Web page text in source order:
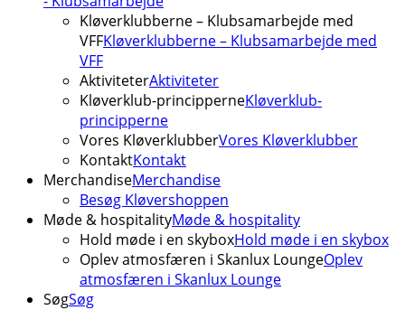
Kløverklubberne – Klubsamarbejde med
VFFKløverklubberne – Klubsamarbejde med
VFF
AktiviteterAktiviteter
Kløverklub-principperneKløverklub-
principperne
Vores KløverklubberVores Kløverklubber
KontaktKontakt
MerchandiseMerchandise
Besøg Kløvershoppen
Møde & hospitalityMøde & hospitality
Hold møde i en skyboxHold møde i en skybox
Oplev atmosfæren i Skanlux LoungeOplev
atmosfæren i Skanlux Lounge
SøgSøg